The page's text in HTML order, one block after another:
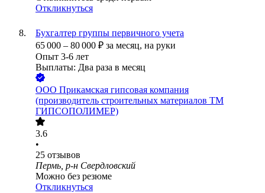
Откликнуться
Бухгалтер группы первичного учета
65 000 – 80 000 ₽ за месяц, на руки
Опыт 3-6 лет
Выплаты: Два раза в месяц
ООО Прикамская гипсовая компания
(производитель строительных материалов ТМ
ГИПСОПОЛИМЕР)
3.6
•
25 отзывов
Пермь, р-н Свердловский
Можно без резюме
Откликнуться